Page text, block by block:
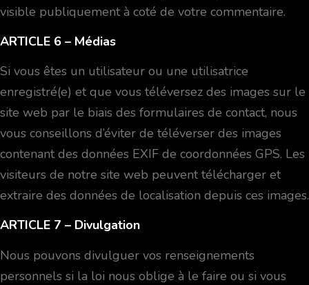
visible publiquement à coté de votre commentaire.
ARTICLE 6 – Médias
Si vous êtes un utilisateur ou une utilisatrice
enregistré(e) et que vous téléversez des images sur le
site web par le biais des formulaires de contact, nous
vous conseillons d’éviter de téléverser des images
contenant des données EXIF de coordonnées GPS. Les
visiteurs de notre site web peuvent télécharger et
extraire des données de localisation depuis ces images.
ARTICLE 7 – Divulgation
Nous pouvons divulguer vos renseignements
personnels si la loi nous oblige à le faire ou si vous